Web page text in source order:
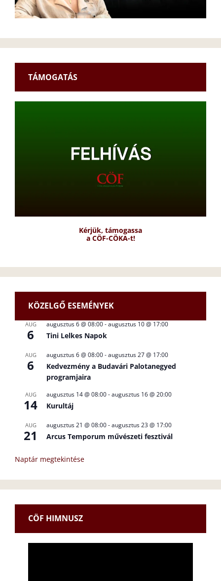
TÁMOGATÁS
Kérjük, támogassa
a CÖF-CÖKA-t!
KÖZELGŐ ESEMÉNYEK
AUG
6
augusztus 6 @ 08:00-augusztus 10 @ 17:00
Tini Lelkes Napok
AUG
6
augusztus 6 @ 08:00-augusztus 27 @ 17:00
Kedvezmény a Budavári Palotanegyed
programjaira
AUG
14
augusztus 14 @ 08:00-augusztus 16 @ 20:00
Kurultáj
AUG
21
augusztus 21 @ 08:00-augusztus 23 @ 17:00
Arcus Temporum művészeti fesztivál
Naptár megtekintése
CÖF HIMNUSZ